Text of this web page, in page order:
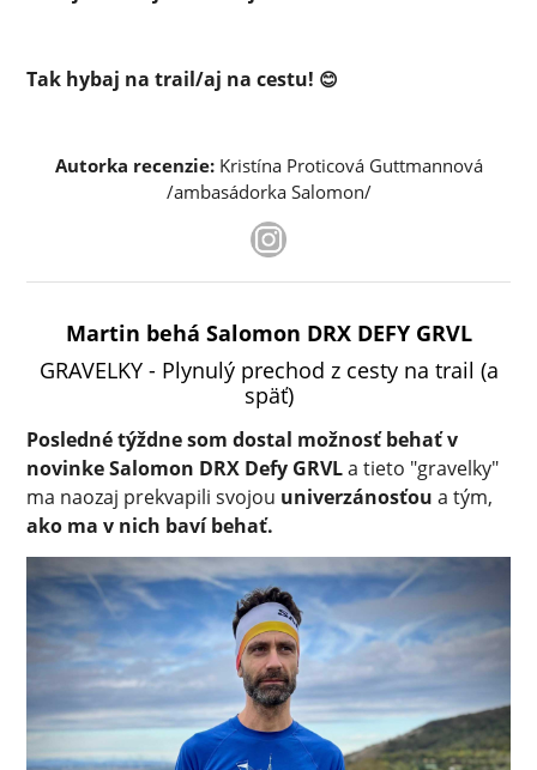
Tak hybaj na trail/aj na cestu! 😊
Autorka recenzie:Kristína Proticová Guttmannová
/ambasádorka Salomon/
Martin behá Salomon DRX DEFY GRVL
GRAVELKY - Plynulý prechod z cesty na trail (a
späť)
Posledné týždne som dostal možnosť behať v
novinke Salomon DRX Defy GRVLa tieto "gravelky"
ma naozaj prekvapili svojou univerzánosťou a tým,
ako ma v nich baví behať.